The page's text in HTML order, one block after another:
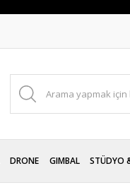
DRONE GIMBAL STÜDYO